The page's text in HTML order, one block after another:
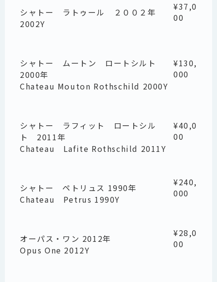
シャトー ラトゥール ２００２年
2002Y
¥37,0
00
シャトー ムートン ロートシルト
2000年
Chateau Mouton Rothschild 2000Y
¥130,
000
シャトー ラフィット ロートシル
ト 2011年
Chateau Lafite Rothschild 2011Y
¥40,0
00
シャトー ペトリュス 1990年
Chateau Petrus 1990Y
¥240,
000
オーパス・ワン 2012年
Opus One 2012Y
¥28,0
00